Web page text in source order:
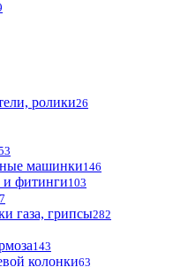
ролики26
машинки146
фитинги103
газа, грипсы282
143
колонки63